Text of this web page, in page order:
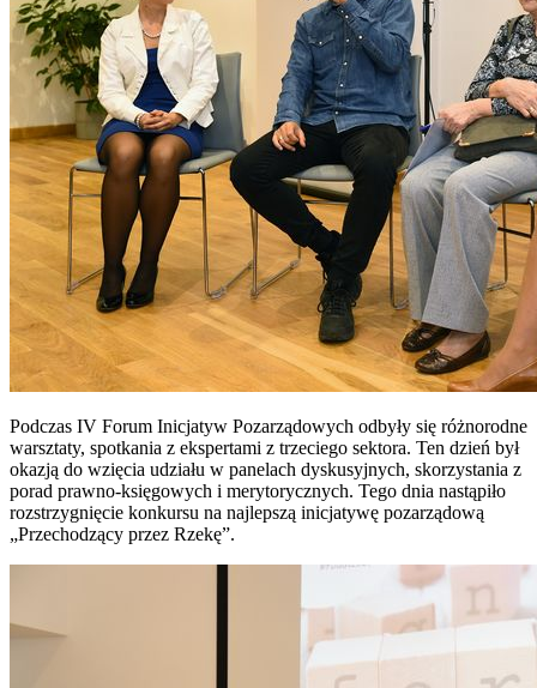
Podczas IV Forum Inicjatyw Pozarządowych odbyły się różnorodne
warsztaty, spotkania z ekspertami z trzeciego sektora. Ten dzień był
okazją do wzięcia udziału w panelach dyskusyjnych, skorzystania z
porad prawno-księgowych i merytorycznych. Tego dnia nastąpiło
rozstrzygnięcie konkursu na najlepszą inicjatywę pozarządową
„Przechodzący przez Rzekę”.